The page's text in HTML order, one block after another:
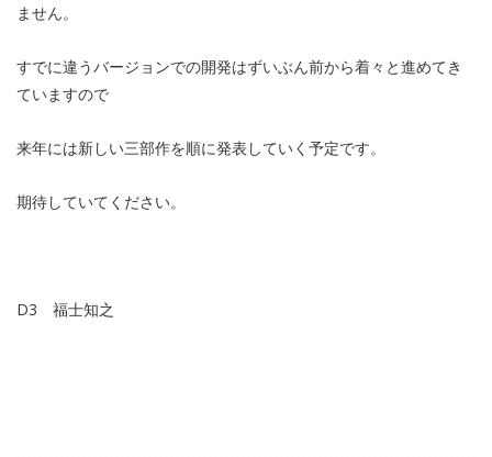
ません。
すでに違うバージョンでの開発はずいぶん前から着々と進めてき
ていますので
来年には新しい三部作を順に発表していく予定です。
期待していてください。
D3 福士知之